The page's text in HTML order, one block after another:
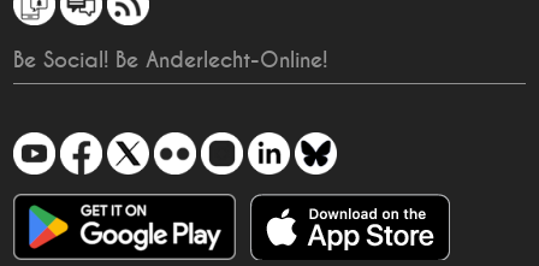
Be Social! Be Anderlecht-Online!